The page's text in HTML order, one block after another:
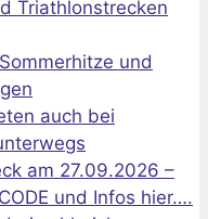
Triathlonstrecken
und
auch bei
am 27.09.2026 –
und Infos hier….